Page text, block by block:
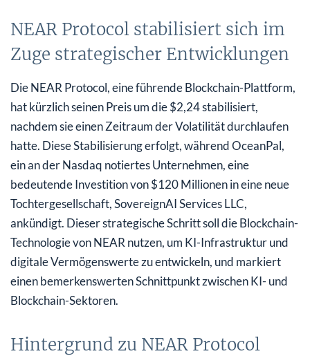
NEAR Protocol stabilisiert sich im
Zuge strategischer Entwicklungen
Die NEAR Protocol, eine führende Blockchain-Plattform,
hat kürzlich seinen Preis um die $2,24 stabilisiert,
nachdem sie einen Zeitraum der Volatilität durchlaufen
hatte. Diese Stabilisierung erfolgt, während OceanPal,
ein an der Nasdaq notiertes Unternehmen, eine
bedeutende Investition von $120 Millionen in eine neue
Tochtergesellschaft, SovereignAI Services LLC,
ankündigt. Dieser strategische Schritt soll die Blockchain-
Technologie von NEAR nutzen, um KI-Infrastruktur und
digitale Vermögenswerte zu entwickeln, und markiert
einen bemerkenswerten Schnittpunkt zwischen KI- und
Blockchain-Sektoren.
Hintergrund zu NEAR Protocol